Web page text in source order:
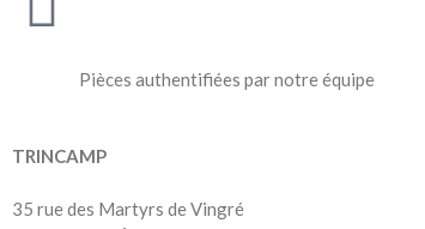
Pièces authentifiées par notre équipe
TRINCAMP
35 rue des Martyrs de Vingré